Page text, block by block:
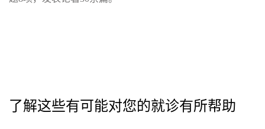
了解这些有可能对您的就诊有所帮助